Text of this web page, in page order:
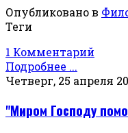
Опубликовано в
Теги
1 Комментарий
Подробнее ...
Четверг, 25 апреля
"Миром Господу